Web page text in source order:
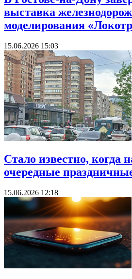
выставка
моделирования
15.06.2026 15:03
Стало известно, когда
очередные
15.06.2026 12:18